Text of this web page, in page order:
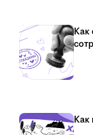
Как
Как